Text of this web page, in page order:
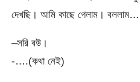
দেখছি। আমি কাছে গেলাম।
–সরি বউ।
-….(কথা নেই)